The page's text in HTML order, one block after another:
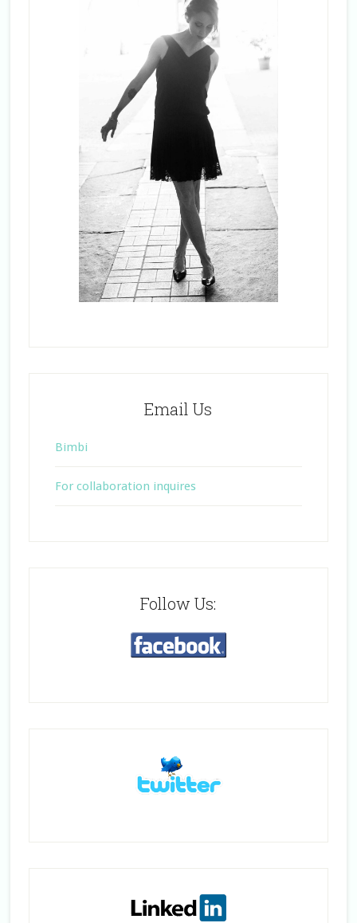
Email Us
Bimbi
For collaboration inquires
Follow Us: